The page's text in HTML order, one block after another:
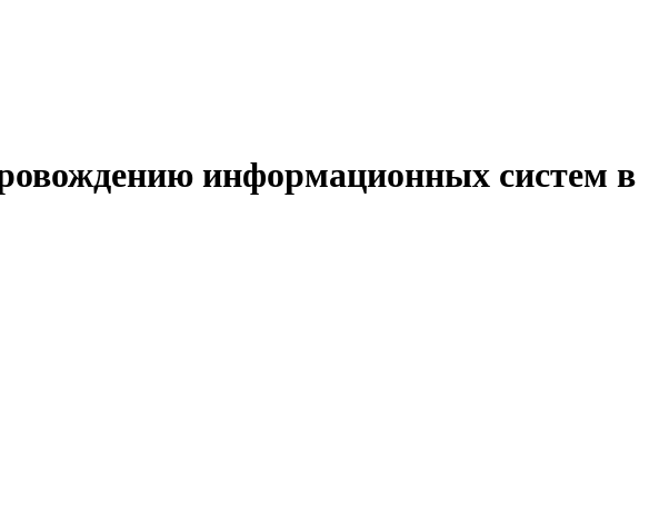
информационных систем в